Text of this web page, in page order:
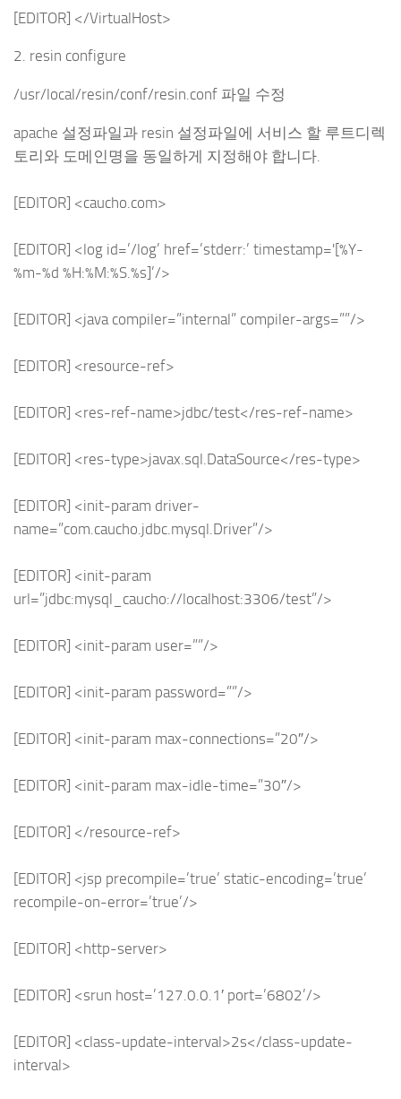
[EDITOR] </VirtualHost>
2. resin configure
/usr/local/resin/conf/resin.conf 파일 수정
apache 설정파일과 resin 설정파일에 서비스 할 루트디렉
토리와 도메인명을 동일하게 지정해야 합니다.
[EDITOR] <caucho.com>
[EDITOR] <log id=’/log’ href=’stderr:’ timestamp='[%Y-
%m-%d %H:%M:%S.%s]’/>
[EDITOR] <java compiler=”internal” compiler-args=””/>
[EDITOR] <resource-ref>
[EDITOR] <res-ref-name>jdbc/test</res-ref-name>
[EDITOR] <res-type>javax.sql.DataSource</res-type>
[EDITOR] <init-param driver-
name=”com.caucho.jdbc.mysql.Driver”/>
[EDITOR] <init-param
url=”jdbc:mysql_caucho://localhost:3306/test”/>
[EDITOR] <init-param user=””/>
[EDITOR] <init-param password=””/>
[EDITOR] <init-param max-connections=”20″/>
[EDITOR] <init-param max-idle-time=”30″/>
[EDITOR] </resource-ref>
[EDITOR] <jsp precompile=’true’ static-encoding=’true’
recompile-on-error=’true’/>
[EDITOR] <http-server>
[EDITOR] <srun host=’127.0.0.1′ port=’6802’/>
[EDITOR] <class-update-interval>2s</class-update-
interval>